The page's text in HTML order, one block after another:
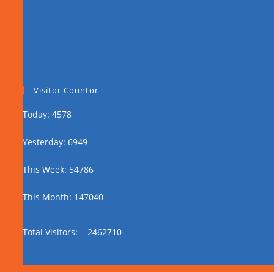
Visitor Countor
Today: 4578
Yesterday: 6949
This Week: 54786
This Month: 147040
Total Visitors: 2462710